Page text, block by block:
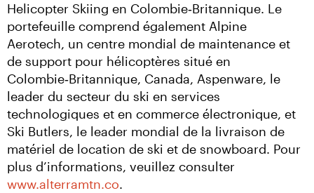
Helicopter Skiing en Colombie‑Britannique. Le
portefeuille comprend également Alpine
Aerotech, un centre mondial de maintenance et
de support pour hélicoptères situé en
Colombie‑Britannique, Canada, Aspenware, le
leader du secteur du ski en services
technologiques et en commerce électronique, et
Ski Butlers, le leader mondial de la livraison de
matériel de location de ski et de snowboard. Pour
www.alterramtn.co.